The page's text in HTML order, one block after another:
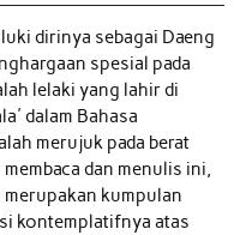
dirinya sebagai Daeng
spesial pada
lelaki yang lahir di
dalam Bahasa
merujuk pada berat
dan menulis ini,
kumpulan
kontemplatifnya atas